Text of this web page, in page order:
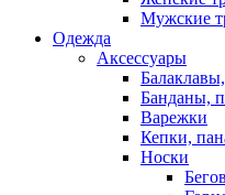
Мужские
Одежда
Аксессуары
Банданы,
Варежки
Кепки,
Носки